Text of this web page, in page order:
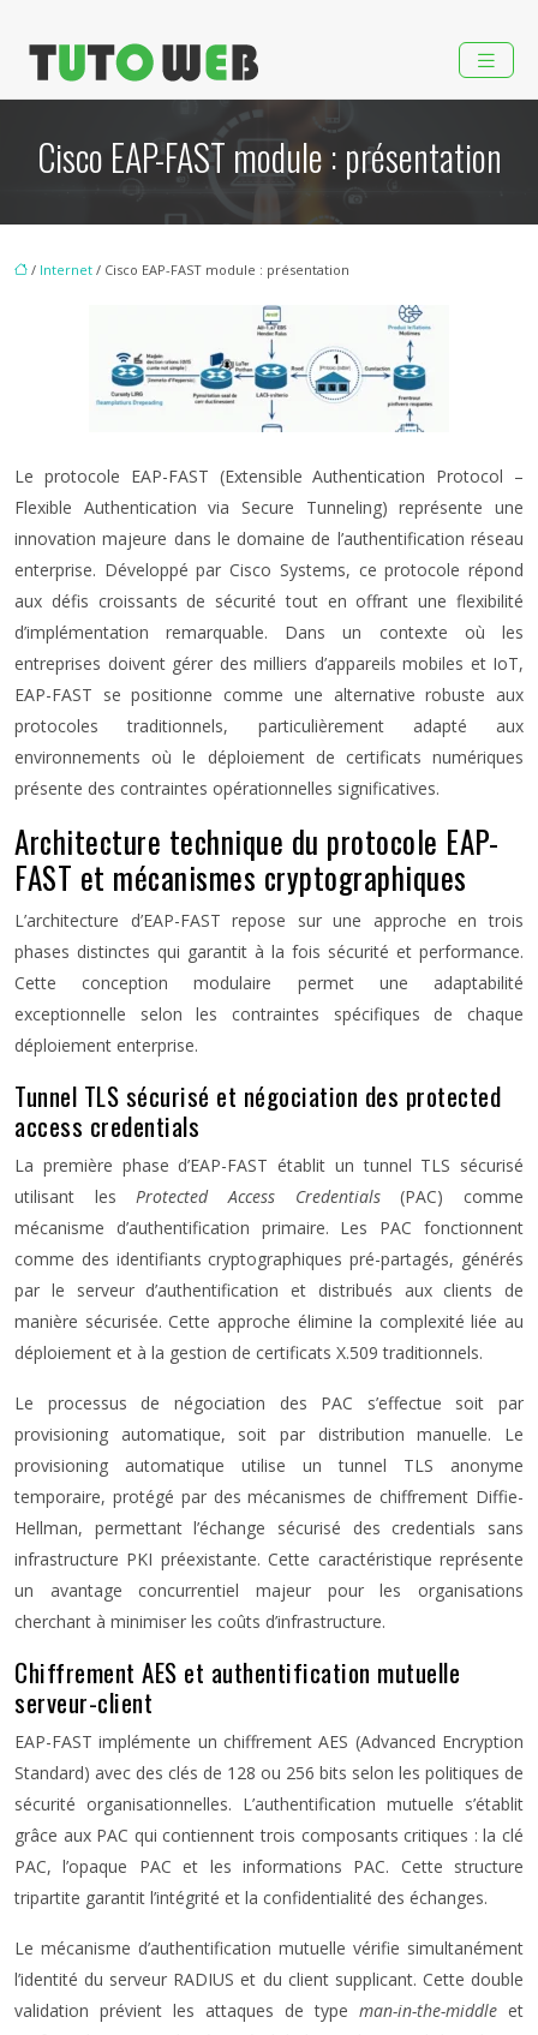
Cisco EAP-FAST module : présentation
/ Internet / Cisco EAP-FAST module : présentation
Le protocole EAP-FAST (Extensible Authentication Protocol –
Flexible Authentication via Secure Tunneling) représente une
innovation majeure dans le domaine de l’authentification réseau
enterprise. Développé par Cisco Systems, ce protocole répond
aux défis croissants de sécurité tout en offrant une flexibilité
d’implémentation remarquable. Dans un contexte où les
entreprises doivent gérer des milliers d’appareils mobiles et IoT,
EAP-FAST se positionne comme une alternative robuste aux
protocoles traditionnels, particulièrement adapté aux
environnements où le déploiement de certificats numériques
présente des contraintes opérationnelles significatives.
Architecture technique du protocole EAP-
FAST et mécanismes cryptographiques
L’architecture d’EAP-FAST repose sur une approche en trois
phases distinctes qui garantit à la fois sécurité et performance.
Cette conception modulaire permet une adaptabilité
exceptionnelle selon les contraintes spécifiques de chaque
déploiement enterprise.
Tunnel TLS sécurisé et négociation des protected
access credentials
La première phase d’EAP-FAST établit un tunnel TLS sécurisé
utilisant lesProtected Access Credentials(PAC) comme
mécanisme d’authentification primaire. Les PAC fonctionnent
comme des identifiants cryptographiques pré-partagés, générés
par le serveur d’authentification et distribués aux clients de
manière sécurisée. Cette approche élimine la complexité liée au
déploiement et à la gestion de certificats X.509 traditionnels.
Le processus de négociation des PAC s’effectue soit par
provisioning automatique, soit par distribution manuelle. Le
provisioning automatique utilise un tunnel TLS anonyme
temporaire, protégé par des mécanismes de chiffrement Diffie-
Hellman, permettant l’échange sécurisé des credentials sans
infrastructure PKI préexistante. Cette caractéristique représente
un avantage concurrentiel majeur pour les organisations
cherchant à minimiser les coûts d’infrastructure.
Chiffrement AES et authentification mutuelle
serveur-client
EAP-FAST implémente un chiffrement AES (Advanced Encryption
Standard) avec des clés de 128 ou 256 bits selon les politiques de
sécurité organisationnelles. L’authentification mutuelle s’établit
grâce aux PAC qui contiennent trois composants critiques : la clé
PAC, l’opaque PAC et les informations PAC. Cette structure
tripartite garantit l’intégrité et la confidentialité des échanges.
Le mécanisme d’authentification mutuelle vérifie simultanément
l’identité du serveur RADIUS et du client supplicant. Cette double
validation prévient les attaques de type man-in-the-middle et